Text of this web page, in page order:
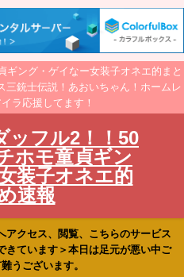
ギング・ゲイなー女装子オネエ的まと
三銃士伝説！あおいちゃん！ホームレ
ラ応援してます！
ッフル2！！50
ホモ童貞ギン
装子オネエ的
速報
アクセス、閲覧、こちらのサービス
きています＞本日は足元が悪い中ご
うございます。